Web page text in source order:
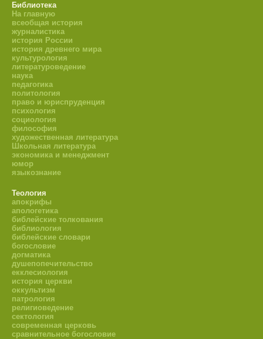
Библиотека
На главную
всеобщая история
журналистика
история России
история древнего мира
культурология
литературоведение
наука
педагогика
политология
право и юриспруденция
психология
социология
философия
художественная литература
Школьная литература
экономика и менеджмент
юмор
языкознание
Теология
апокрифы
апологетика
библейские толкования
библиология
библейские словари
богословие
догматика
душепопечительство
екклесиология
история церкви
оккультизм
патрология
религиоведение
сектология
современная церковь
сравнительное богословие